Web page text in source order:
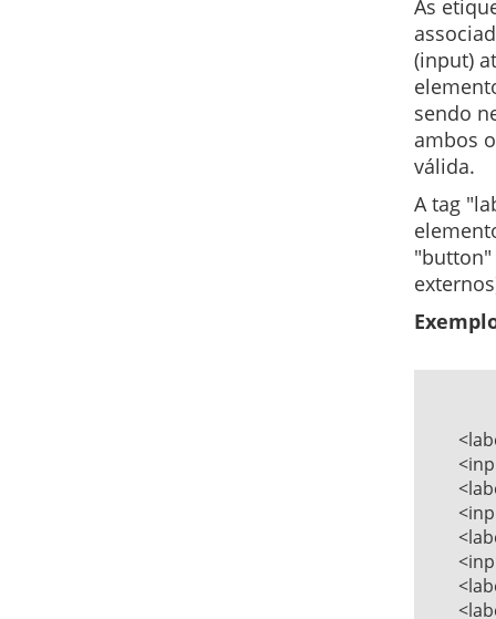
As
(input)
sendo
ambos
válida.
A tag
"button"